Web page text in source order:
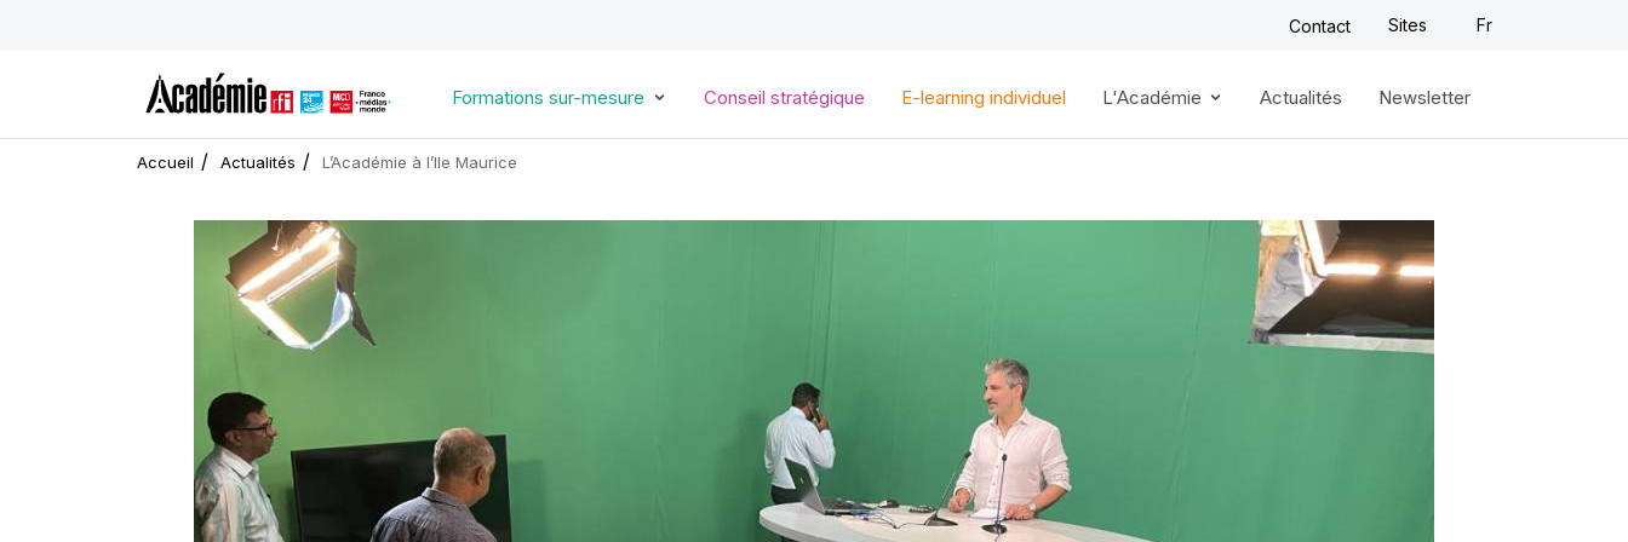
principal
Contact Sites Fr
Formations sur-mesure Conseil stratégique E-learning individuel L'Académie Actualités Newsletter
Accueil Actualités L’Académie à l’Ile Maurice